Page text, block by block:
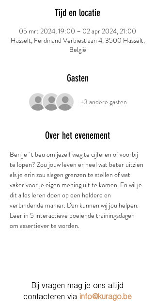
Tijd en locatie
05 mrt 2024, 19:00 – 02 apr 2024, 21:00
Hasselt, Ferdinand Verbiestlaan 4, 3500 Hasselt,
België
Gasten
+3 andere gasten
Over het evenement
Ben je ' t beu om jezelf weg te cijferen of voorbij
te lopen? Zou jouw leven er heel wat beter uitzien
als je erin zou slagen grenzen te stellen of wat
vaker voor je eigen mening uit te komen. En wil je
dit alles leren doen op een heldere en
verbindende manier. Dan kunnen wij jou helpen.
Leer in 5 interactieve boeiende trainingsdagen
om assertiever te worden.
Bij vragen mag je ons altijd
contacteren via info@kurago.be